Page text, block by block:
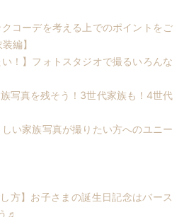
コーデを考える上でのポイントをご
編】
い！】フォトスタジオで撮るいろんな
写真を残そう！3世代家族も！4世代
い家族写真が撮りたい方へのユニー
方】お子さまの誕生日記念はバース
♬